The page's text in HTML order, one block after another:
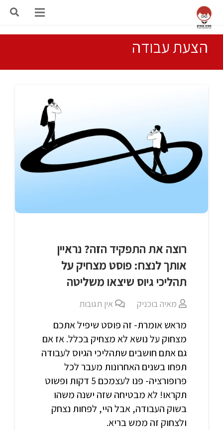
הצעת עבודה
רוצה את התפקיד הזה? נראיין
אותך לנצח: פוסט מצחיק על
תהליכי גיוס שיצאו משליטה
מאיה בוכניק אין תגובות
מראש אומרת- זה פוסט שיפיל אתכם
מצחוק על נושא לא מצחיק בכלל. אז אם
גם אתם חושבים שתהליכי הגיוס לעבודה
תפחו בשנים האחרונות מעבר לכל
פרופורציה- פנו לעצמכם 5 דקות ופשוט
תקראו! לא מבטיחה שזה ישנה משהו
בשוק העבודה, אבל היי, לפחות נצחק
ולצחוק זה ממש בריא.